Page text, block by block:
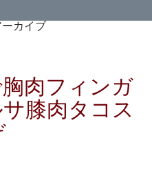
カイブ
肉フィンガ
膝肉タコス